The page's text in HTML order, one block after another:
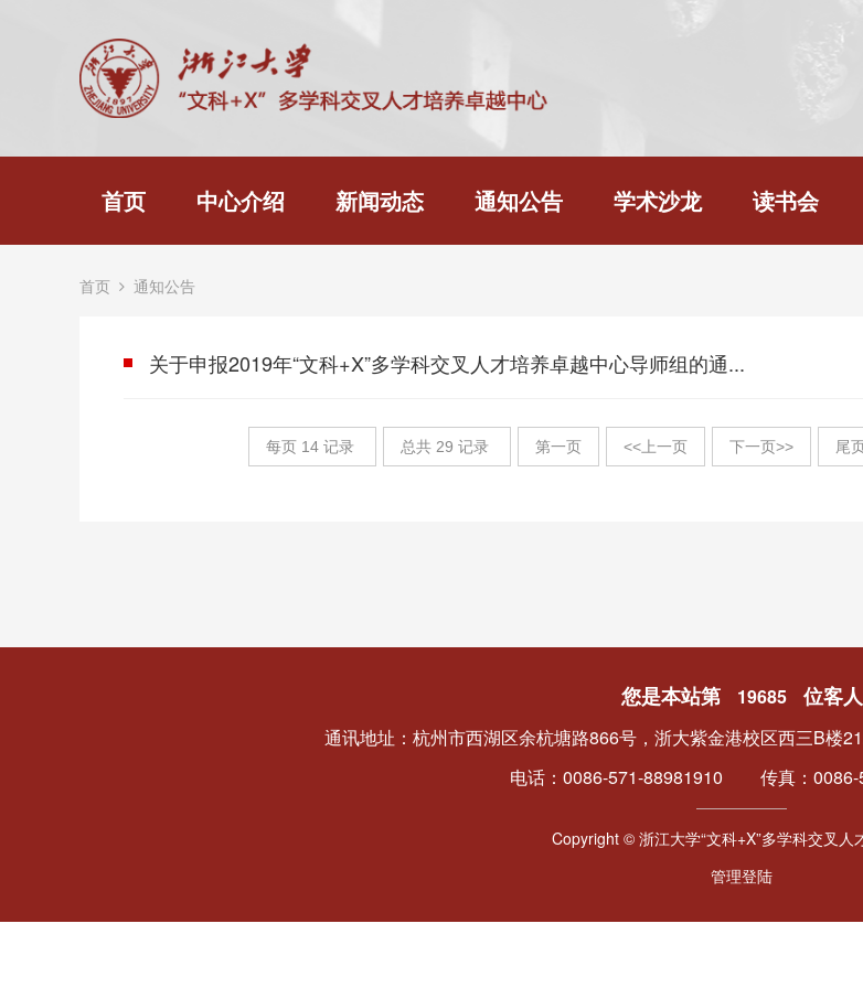
首页 中心介绍 新闻动态 通知公告 学术沙龙 读书会
首页 通知公告
关于申报2019年“文科+X”多学科交叉人才培养卓越中心导师组的通...
每页 14 记录 总共 29 记录 第一页 <<上一页 下一页>> 尾
您是本站第 19685 位客人
通讯地址：杭州市西湖区余杭塘路866号，浙大紫金港校区西三B楼
电话：0086-571-88981910
传真：
Copyright © 浙江大学“文科+X”多学科交叉人
管理登陆